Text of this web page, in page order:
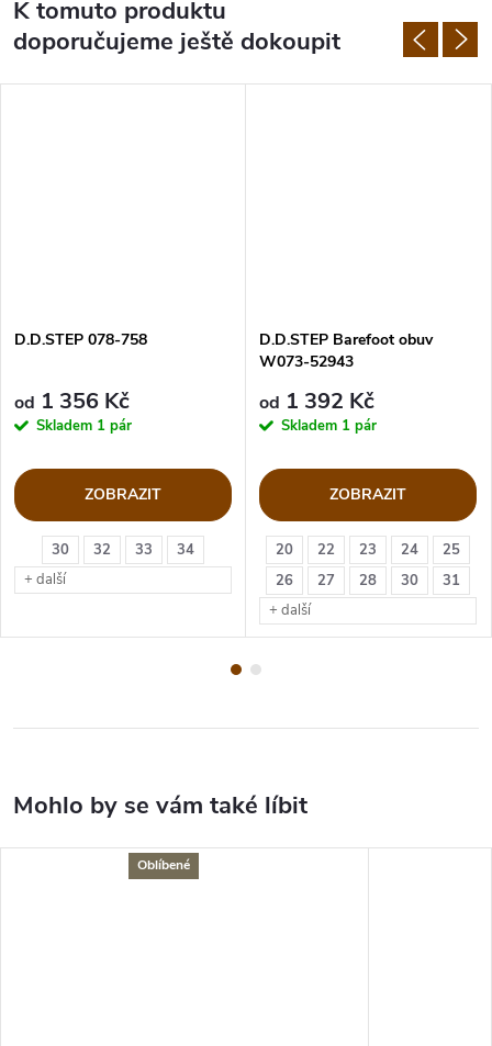
K tomuto produktu
doporučujeme ještě dokoupit
30 32 33
34
+ další
D.D.STEP 078-758
od 1 356 Kč
Skladem 1 pár
ZOBRAZIT
20 22 23 24
25
26
27 28 30
31
+ další
D.D.STEP Barefoot obuv
W073-52943
od 1 392 Kč
Skladem 1 pár
ZOBRAZIT
Oblíbené